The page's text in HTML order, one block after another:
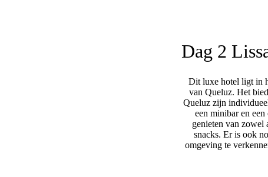
Dag 2
Dit luxe hotel ligt in
van Queluz. Het
Queluz zijn
een minibar en
genieten van zowel
snacks. Er is ook
omgeving te